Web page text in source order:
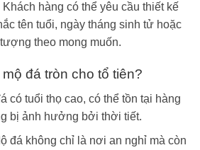
Khách hàng có thể yêu cầu thiết kế
tên tuổi, ngày tháng sinh tử hoặc
theo mong muốn.
đá tròn cho tổ tiên?
có tuổi thọ cao, có thể tồn tại hàng
bị ảnh hưởng bởi thời tiết.
đá không chỉ là nơi an nghỉ mà còn